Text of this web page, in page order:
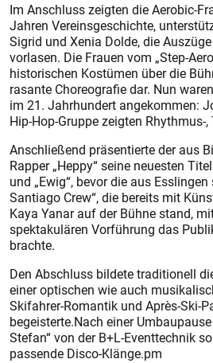
Im Anschluss zeigten die Aerobic-
Jahren Vereinsgeschichte,
Sigrid und Xenia Dolde, die
vorlasen. Die Frauen vom „Step-
historischen Kostümen über die
rasante Choreografie dar. Nun
im 21. Jahrhundert angekommen:
Hip-Hop-Gruppe zeigten Rhythmus-
Anschließend präsentierte der aus
Rapper „Heppy“­ seine neuesten
und „Ewig“, bevor die aus
Santiago Crew“, die bereits mit
Kaya Yanar auf der Bühne stand,
spektakulären Vorführung das
brachte.
Den Abschluss bildete traditionell
einer optischen wie auch
Skifahrer-Romantik und Après-Ski-
begeisterte.Nach einer
Stefan“ von der B+L-Eventtechnik
passende Disco-Klänge.pm